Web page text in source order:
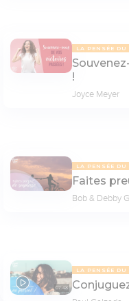
LA PENSÉE DU
!
Joyce Meyer
LA PENSÉE DU
Faites
Bob & Debby
07:48
LA PENSÉE DU